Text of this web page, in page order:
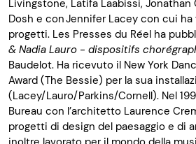
Livingstone, Latifa Laabissi, Jonathan
Dosh e con Jennifer Lacey con cui
progetti. Les Presses du Réel ha
& Nadia Lauro - dispositifs
Baudelot. Ha ricevuto il New York
Award (The Bessie) per la sua
(Lacey/Lauro/Parkins/Cornell). Nel
Bureau con l’architetto Laurence
progetti di design del paesaggio e di